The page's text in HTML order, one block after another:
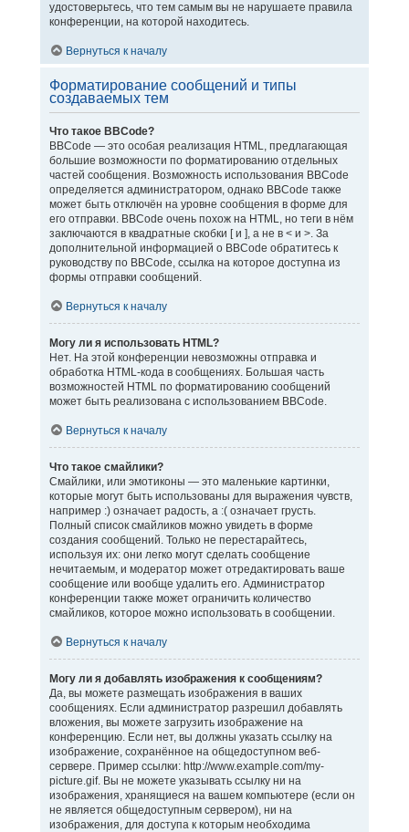
удостоверьтесь, что тем самым вы не нарушаете правила
конференции, на которой находитесь.
Вернуться к началу
Форматирование сообщений и типы
создаваемых тем
Что такое BBCode?
BBCode — это особая реализация HTML, предлагающая
большие возможности по форматированию отдельных
частей сообщения. Возможность использования BBCode
определяется администратором, однако BBCode также
может быть отключён на уровне сообщения в форме для
его отправки. BBCode очень похож на HTML, но теги в нём
заключаются в квадратные скобки [ и ], а не в < и >. За
дополнительной информацией о BBCode обратитесь к
руководству по BBCode, ссылка на которое доступна из
формы отправки сообщений.
Вернуться к началу
Могу ли я использовать HTML?
Нет. На этой конференции невозможны отправка и
обработка HTML-кода в сообщениях. Большая часть
возможностей HTML по форматированию сообщений
может быть реализована с использованием BBCode.
Вернуться к началу
Что такое смайлики?
Смайлики, или эмотиконы — это маленькие картинки,
которые могут быть использованы для выражения чувств,
например :) означает радость, а :( означает грусть.
Полный список смайликов можно увидеть в форме
создания сообщений. Только не перестарайтесь,
используя их: они легко могут сделать сообщение
нечитаемым, и модератор может отредактировать ваше
сообщение или вообще удалить его. Администратор
конференции также может ограничить количество
смайликов, которое можно использовать в сообщении.
Вернуться к началу
Могу ли я добавлять изображения к сообщениям?
Да, вы можете размещать изображения в ваших
сообщениях. Если администратор разрешил добавлять
вложения, вы можете загрузить изображение на
конференцию. Если нет, вы должны указать ссылку на
изображение, сохранённое на общедоступном веб-
сервере. Пример ссылки: http://www.example.com/my-
picture.gif. Вы не можете указывать ссылку ни на
изображения, хранящиеся на вашем компьютере (если он
не является общедоступным сервером), ни на
изображения, для доступа к которым необходима